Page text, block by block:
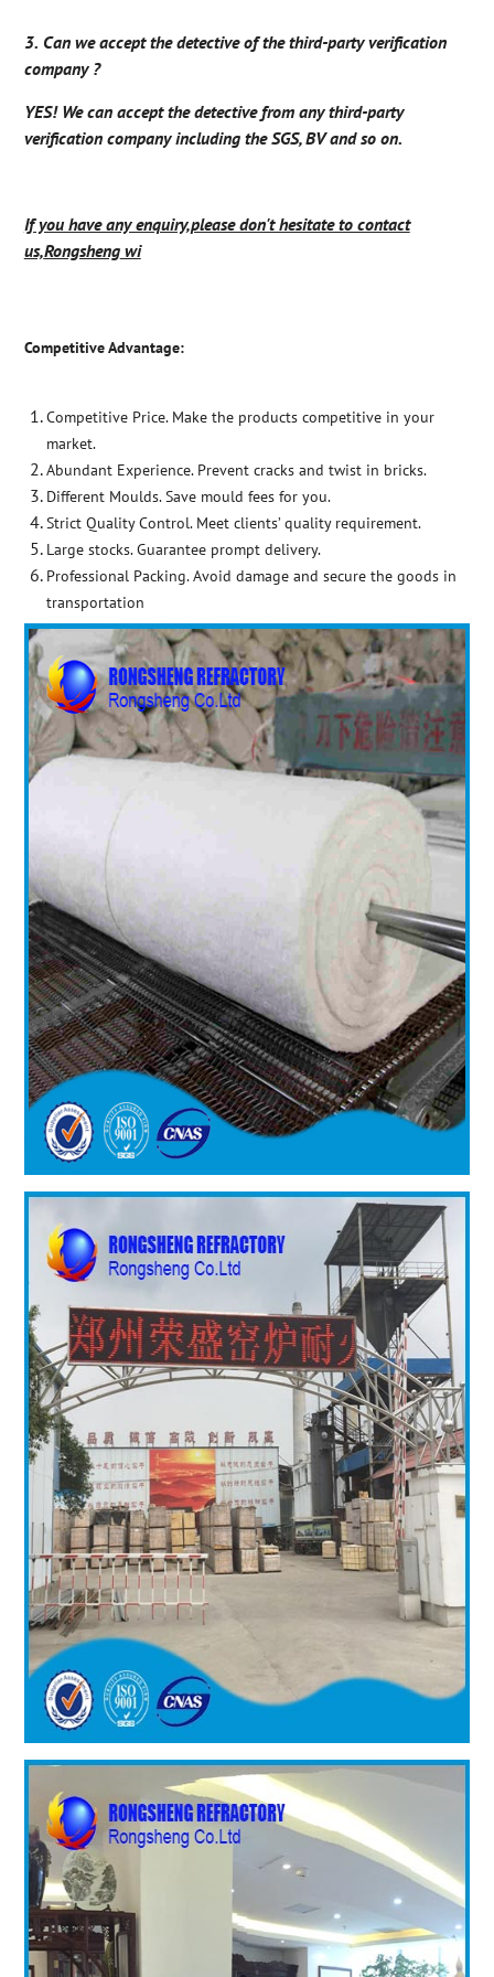
3. Can we accept the detective of the third-party verification
company ?
YES! We can accept the detective from any third-party
verification company including the SGS, BV and so on.
If you have any enquiry,please don't hesitate to contact
us,Rongshengwi
Competitive Advantage:
Competitive Price. Make the products competitive in your
market.
Abundant Experience. Prevent cracks and twist in bricks.
Different Moulds. Save mould fees for you.
Strict Quality Control. Meet clients’ quality requirement.
Large stocks. Guarantee prompt delivery.
Professional Packing. Avoid damage and secure the goods in
transportation